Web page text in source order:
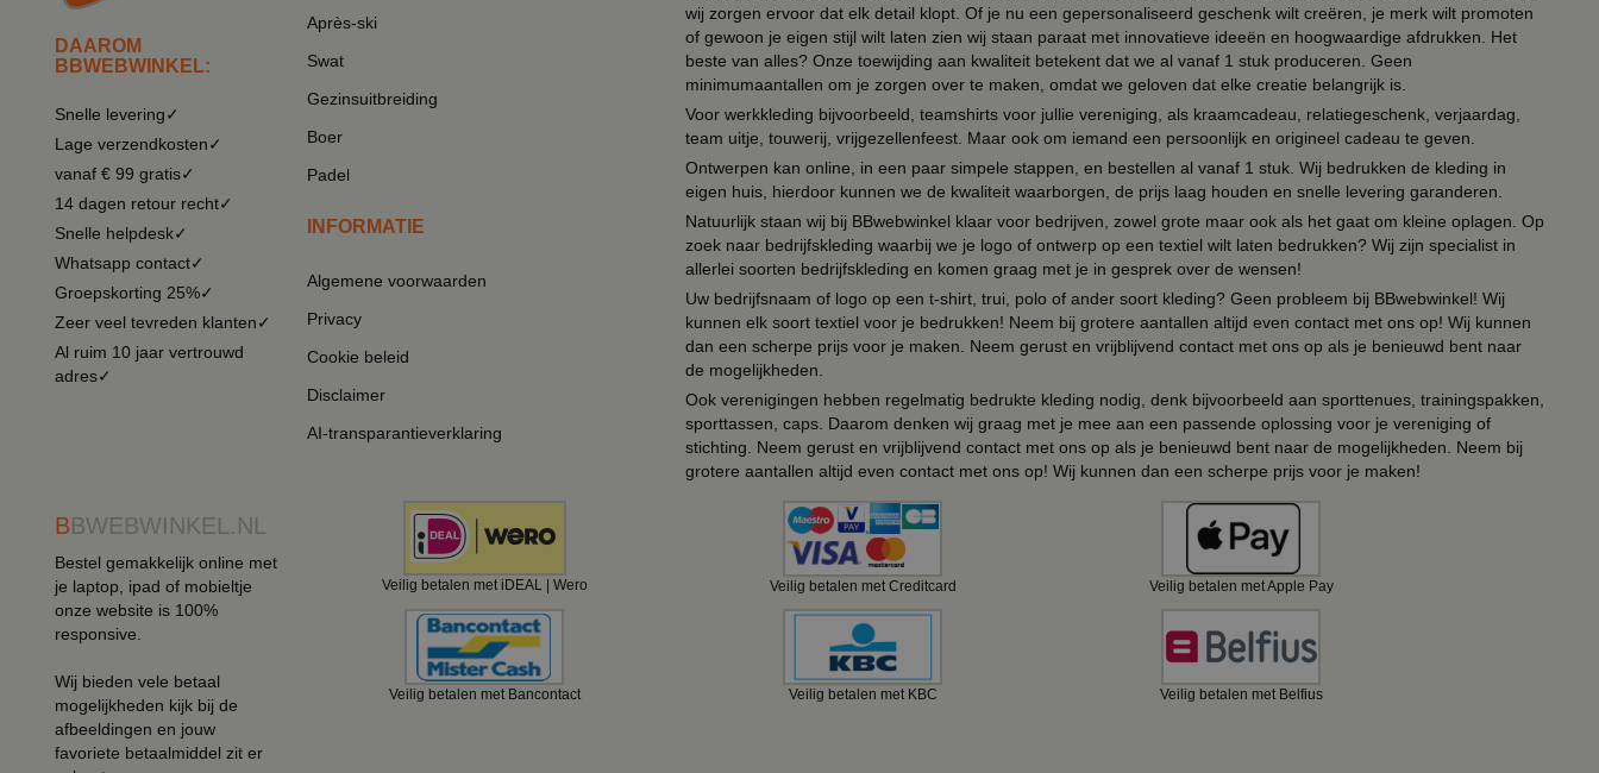
DAAROM
BBWEBWINKEL:
Snelle levering✓
Lage verzendkosten✓
vanaf € 99 gratis✓
14 dagen retour recht✓
Snelle helpdesk✓
Whatsapp contact✓
Groepskorting 25%✓
Zeer veel tevreden klanten✓
Al ruim 10 jaar vertrouwd
adres✓
Après-ski
Swat
Gezinsuitbreiding
Boer
Padel
INFORMATIE
Algemene voorwaarden
Privacy
Cookie beleid
Disclaimer
AI-transparantieverklaring
wij zorgen ervoor dat elk detail klopt. Of je nu een gepersonaliseerd geschenk wilt creëren, je merk wilt promoten
of gewoon je eigen stijl wilt laten zien wij staan paraat met innovatieve ideeën en hoogwaardige afdrukken. Het
beste van alles? Onze toewijding aan kwaliteit betekent dat we al vanaf 1 stuk produceren. Geen
minimumaantallen om je zorgen over te maken, omdat we geloven dat elke creatie belangrijk is.
Voor werkkleding bijvoorbeeld, teamshirts voor jullie vereniging, als kraamcadeau, relatiegeschenk, verjaardag,
team uitje, touwerij, vrijgezellenfeest. Maar ook om iemand een persoonlijk en origineel cadeau te geven.
Ontwerpen kan online, in een paar simpele stappen, en bestellen al vanaf 1 stuk. Wij bedrukken de kleding in
eigen huis, hierdoor kunnen we de kwaliteit waarborgen, de prijs laag houden en snelle levering garanderen.
Natuurlijk staan wij bij BBwebwinkel klaar voor bedrijven, zowel grote maar ook als het gaat om kleine oplagen. Op
zoek naar bedrijfskleding waarbij we je logo of ontwerp op een textiel wilt laten bedrukken? Wij zijn specialist in
allerlei soorten bedrijfskleding en komen graag met je in gesprek over de wensen!
Uw bedrijfsnaam of logo op een t-shirt, trui, polo of ander soort kleding? Geen probleem bij BBwebwinkel! Wij
kunnen elk soort textiel voor je bedrukken! Neem bij grotere aantallen altijd even contact met ons op! Wij kunnen
dan een scherpe prijs voor je maken. Neem gerust en vrijblijvend contact met ons op als je benieuwd bent naar
de mogelijkheden.
Ook verenigingen hebben regelmatig bedrukte kleding nodig, denk bijvoorbeeld aan sporttenues, trainingspakken,
sporttassen, caps. Daarom denken wij graag met je mee aan een passende oplossing voor je vereniging of
stichting. Neem gerust en vrijblijvend contact met ons op als je benieuwd bent naar de mogelijkheden. Neem bij
grotere aantallen altijd even contact met ons op! Wij kunnen dan een scherpe prijs voor je maken!
BBWEBWINKEL.NL
Bestel gemakkelijk online met
je laptop, ipad of mobieltje
onze website is 100%
responsive.
Wij bieden vele betaal
mogelijkheden kijk bij de
afbeeldingen en jouw
favoriete betaalmiddel zit er
Veilig betalen met iDEAL | Wero Veilig betalen met Creditcard Veilig betalen met Apple Pay
Veilig betalen met Bancontact Veilig betalen met KBC Veilig betalen met Belfius